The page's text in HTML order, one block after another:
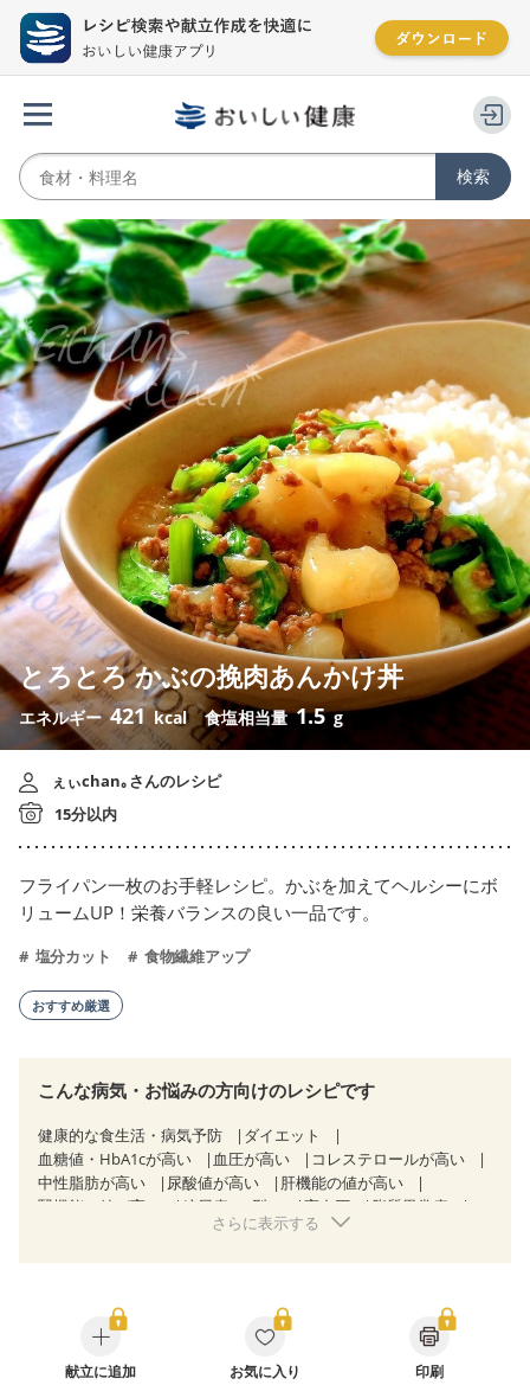
とろとろ かぶの挽肉あんかけ丼
エネルギー421 kcal 食塩相当量1.5 g
ぇぃchan｡さんのレシピ
15分以内
フライパン一枚のお手軽レシピ。かぶを加えてヘルシーにボ
リュームUP！栄養バランスの良い一品です。
塩分カット 食物繊維アップ
おすすめ厳選
こんな病気・お悩みの方向けのレシピです
健康的な食生活・病気予防
ダイエット
血糖値・HbA1cが高い
血圧が高い
コレステロールが高い
中性脂肪が高い
尿酸値が高い
肝機能の値が高い
腎機能の値が高い
糖尿病（2型） 高血圧
脂質異常症
狭心症 心筋梗塞
糖尿病性腎症（第１期）
糖尿病性腎症（第２期）
糖尿病性腎症（第３期）
CKD（ステージ１）
CKD（ステージ２）
CKD（ステージ３a）
さらに表示する
献立に追加 お気に入り 印刷